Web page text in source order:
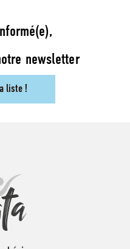
newsletter
liste !